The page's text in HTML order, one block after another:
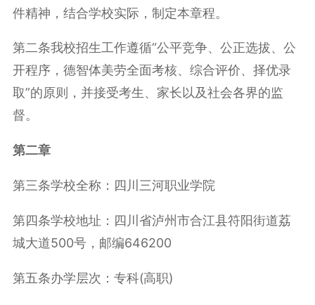
件精神，结合学校实际，制定本章程。
第二条我校招生工作遵循“公平竞争、公正选拔、公
开程序，德智体美劳全面考核、综合评价、择优录
取”的原则，并接受考生、家长以及社会各界的监
督。
第二章
第三条学校全称：四川三河职业学院
第四条学校地址：四川省泸州市合江县符阳街道荔
城大道500号，邮编646200
第五条办学层次：专科(高职)